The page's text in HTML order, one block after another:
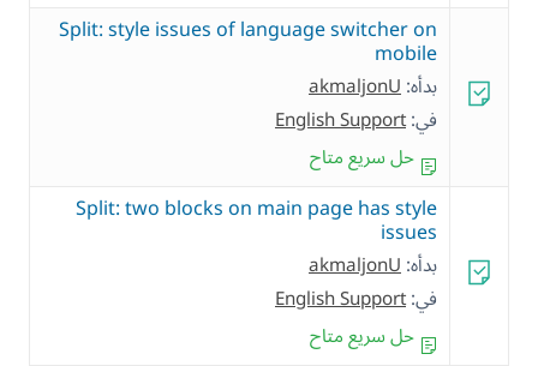
Split: style issues of language switcher on
mobile
بدأه:akmaljonU
في:English Support
حل سريع متاح
Split: two blocks on main page has style
issues
بدأه:akmaljonU
في:English Support
حل سريع متاح